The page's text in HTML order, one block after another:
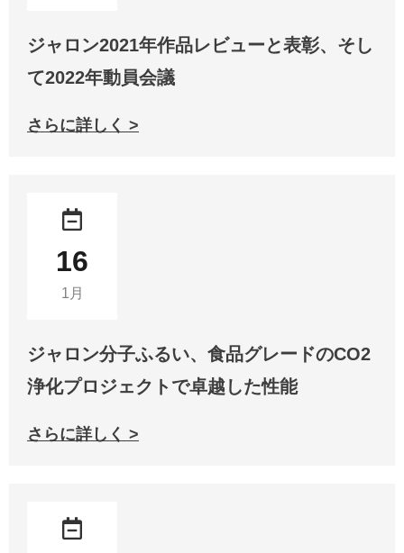
ジャロン2021年作品レビューと表彰、そし
て2022年動員会議
さらに詳しく >
16
1月
ジャロン分子ふるい、食品グレードのCO2
浄化プロジェクトで卓越した性能
さらに詳しく >